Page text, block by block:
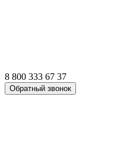
8 800 333 67 37
Обратный звонок